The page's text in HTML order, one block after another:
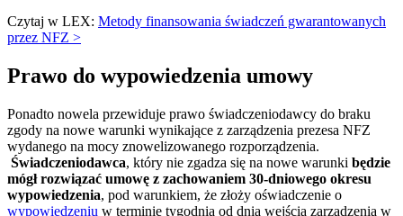
Czytaj w LEX: Metody finansowania świadczeń gwarantowanych
przez NFZ >
Prawo do wypowiedzenia umowy
Ponadto nowela przewiduje prawo świadczeniodawcy do braku
zgody na nowe warunki wynikające z zarządzenia prezesa NFZ
wydanego na mocy znowelizowanego rozporządzenia.
Świadczeniodawca, który nie zgadza się na nowe warunki będzie
mógł rozwiązać umowę z zachowaniem 30-dniowego okresu
wypowiedzenia, pod warunkiem, że złoży oświadczenie o
wypowiedzeniu w terminie tygodnia od dnia wejścia zarządzenia w